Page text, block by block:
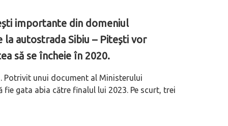
importante din domeniul
autostrada Sibiu – Pitești vor
să se încheie în 2020.
Potrivit unui document al Ministerului
gata abia către finalul lui 2023. Pe scurt, trei